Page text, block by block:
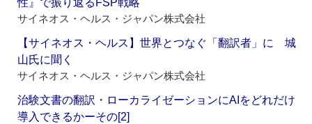
性』で振り返るFSP戦略
サイネオス・ヘルス・ジャパン株式会社
【サイネオス・ヘルス】世界とつなぐ「翻訳者」に 城
山氏に聞く
サイネオス・ヘルス・ジャパン株式会社
治験文書の翻訳・ローカライゼーションにAIをどれだけ
導入できるかーその[2]